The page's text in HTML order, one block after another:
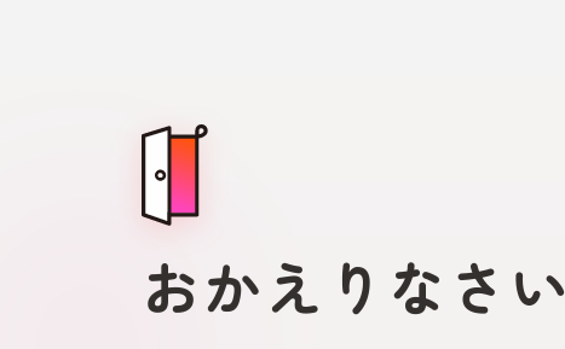
おかえりなさい